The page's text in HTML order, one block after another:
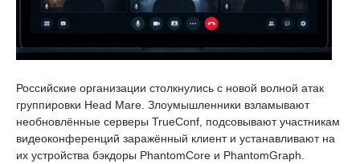
Российские организации столкнулись с новой волной атак
группировки Head Mare. Злоумышленники взламывают
необновлённые серверы TrueConf, подсовывают участникам
видеоконференций заражённый клиент и устанавливают на
их устройства бэкдоры PhantomCore и PhantomGraph.